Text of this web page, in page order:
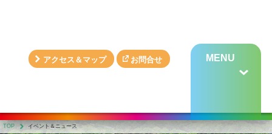
アクセス＆マップ お問合せ MENU
TOP イベント＆ニュース